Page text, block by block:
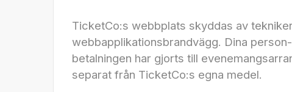
TicketCo:s webbplats skyddas av
webbapplikationsbrandvägg. Dina
betalningen har gjorts till
separat från TicketCo:s egna medel.